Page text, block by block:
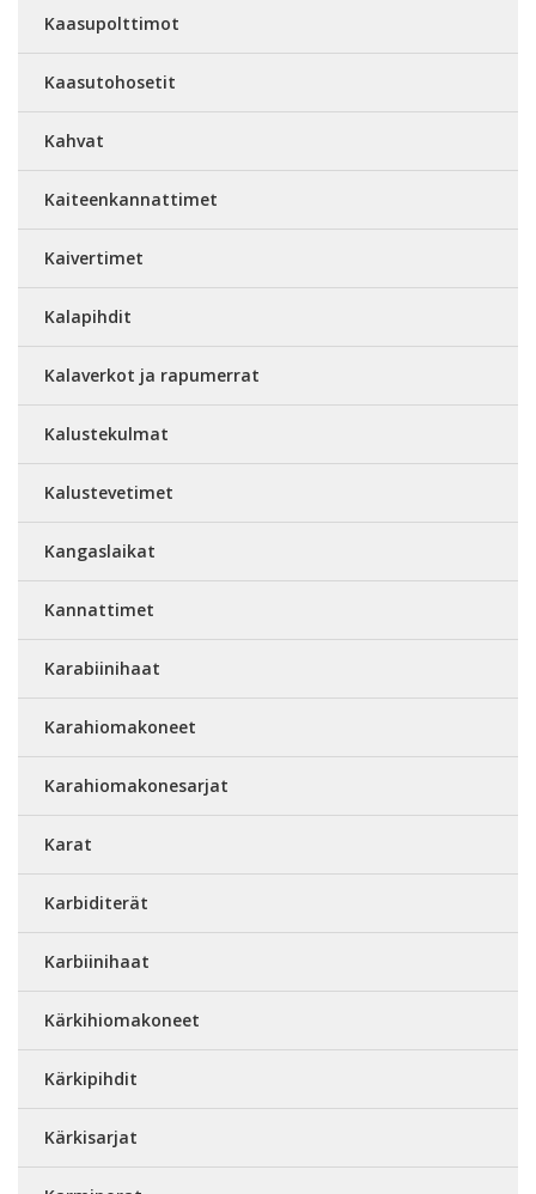
Kaasupolttimot
Kaasutohosetit
Kahvat
Kaiteenkannattimet
Kaivertimet
Kalapihdit
Kalaverkot ja rapumerrat
Kalustekulmat
Kalustevetimet
Kangaslaikat
Kannattimet
Karabiinihaat
Karahiomakoneet
Karahiomakonesarjat
Karat
Karbiditerät
Karbiinihaat
Kärkihiomakoneet
Kärkipihdit
Kärkisarjat